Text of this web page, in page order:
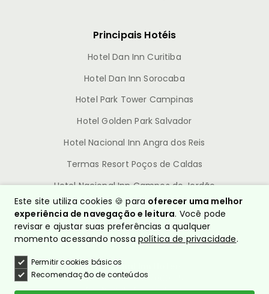
Principais Hotéis
Hotel Dan Inn Curitiba
Hotel Dan Inn Sorocaba
Hotel Park Tower Campinas
Hotel Golden Park Salvador
Hotel Nacional Inn Angra dos Reis
Termas Resort Poços de Caldas
Hotel Nacional Inn Campos do Jordão
© Nacional Inn Hotéis
CNPJ: 10.628.960/0001-54
Política de Privacidade
Este site utiliza cookies 🍪 para oferecer uma melhor
experiência de navegação e leitura. Você pode
revisar e ajustar suas preferências a qualquer
momento acessando nossa política de privacidade.
Permitir cookies básicos
Recomendação de conteúdos